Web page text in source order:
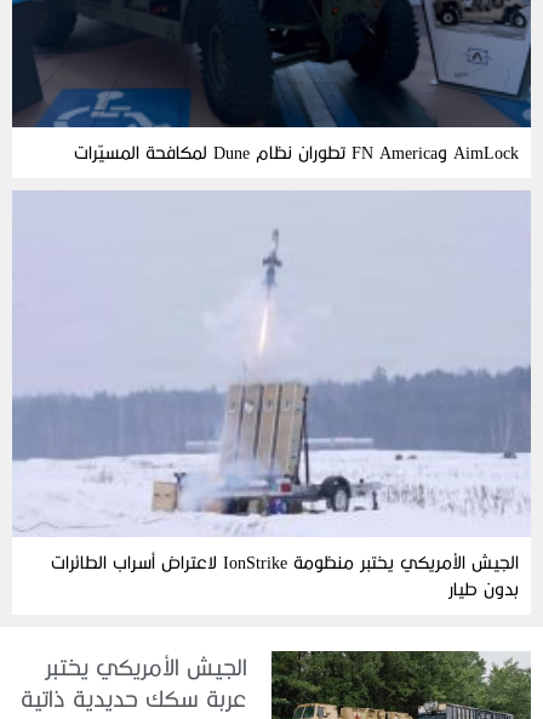
AimLock وFN America تطوران نظام Dune لمكافحة المسيّرات
الجيش الأمريكي يختبر منظومة IonStrike لاعتراض أسراب الطائرات
بدون طيار
الجيش الأمريكي يختبر
عربة سكك حديدية ذاتية